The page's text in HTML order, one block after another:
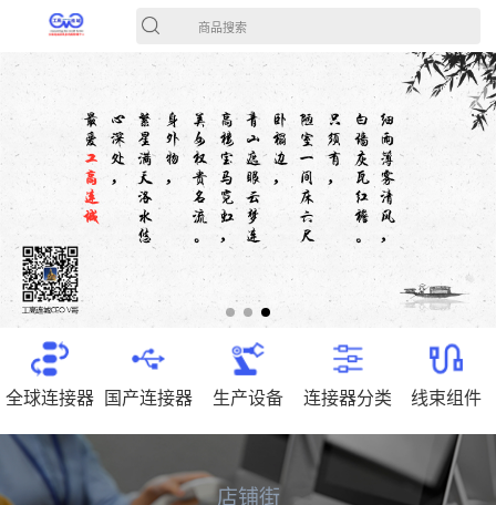
商品搜索
全球连接器 国产连接器 生产设备 连接器分类 线束组件
店铺街